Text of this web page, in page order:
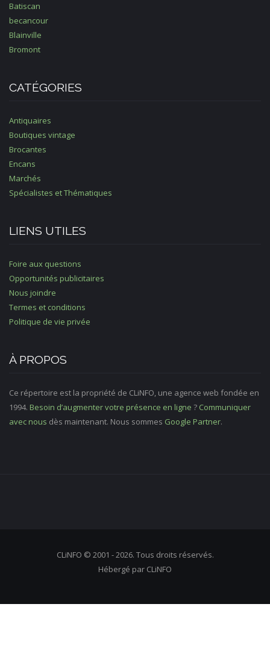
Batiscan
becancour
Blainville
Bromont
CATÉGORIES
Antiquaires
Boutiques vintage
Brocantes
Encans
Marchés
Spécialistes et Thématiques
LIENS UTILES
Foire aux questions
Opportunités publicitaires
Nous joindre
Termes et conditions
Politique de vie privée
À PROPOS
Ce répertoire est la propriété de CLiNFO, une agence web fondée en
1994. Besoin d’augmenter votre présence en ligne ? Communiquer
avec nous dès maintenant. Nous sommes Google Partner.
CLiNFO © 2001 - 2026. Tous droits réservés.
Hébergé par CLiNFO